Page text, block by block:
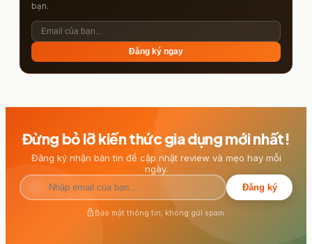
bạn.
Đăng ký ngay
Đừng bỏ lỡ kiến thức gia dụng mới nhất!
Đăng ký nhận bản tin để cập nhật review và mẹo hay mỗi
ngày.
Đăng ký
lock Bảo mật thông tin, không gửi spam.